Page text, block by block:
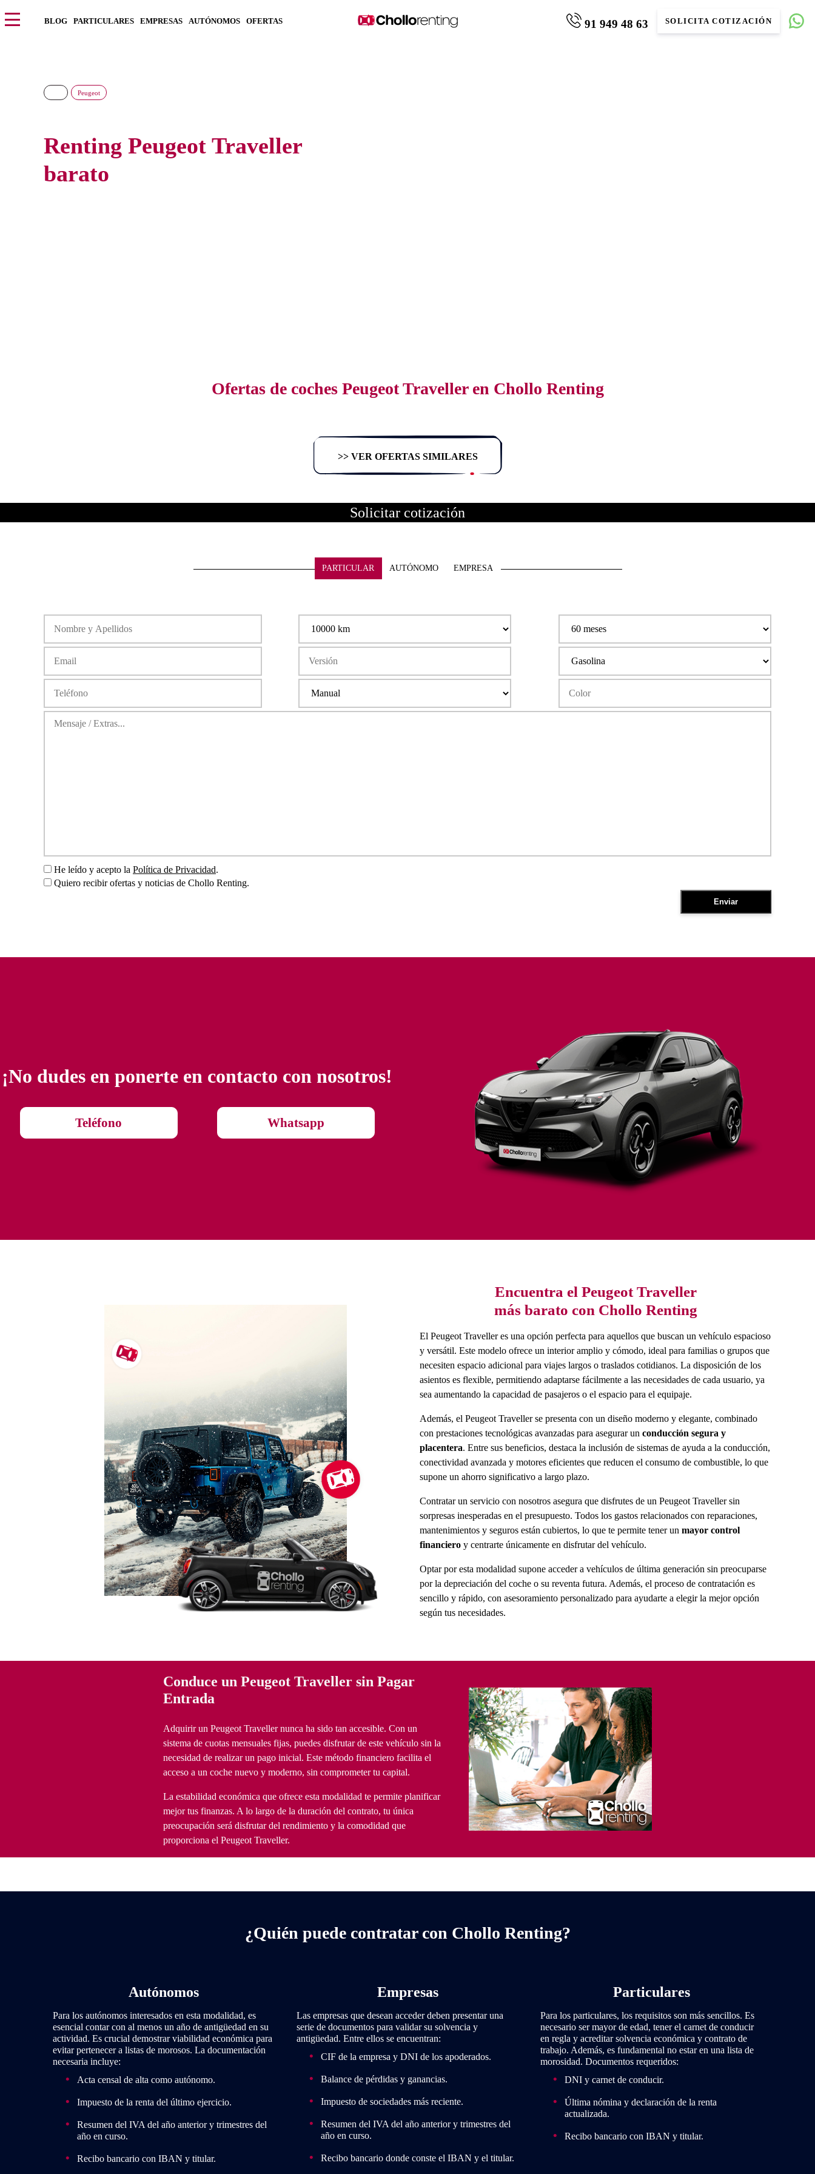
BLOG PARTICULARES EMPRESAS AUTÓNOMOS OFERTAS 91 949 48 63 SOLICITA COTIZACIÓN
Renting Peugeot Traveller
barato
Peugeot
Ofertas de coches Peugeot Traveller en Chollo Renting
>> VER OFERTAS SIMILARES
Solicitar cotización
PARTICULAR AUTÓNOMO EMPRESA
He leído y acepto la Política de Privacidad.
Quiero recibir ofertas y noticias de Chollo Renting.
¡No dudes en ponerte en contacto con nosotros!
Teléfono Whatsapp
Encuentra el Peugeot Traveller
más barato con Chollo Renting
El Peugeot Traveller es una opción perfecta para aquellos que buscan un vehículo espacioso
y versátil. Este modelo ofrece un interior amplio y cómodo, ideal para familias o grupos que
necesiten espacio adicional para viajes largos o traslados cotidianos. La disposición de los
asientos es flexible, permitiendo adaptarse fácilmente a las necesidades de cada usuario, ya
sea aumentando la capacidad de pasajeros o el espacio para el equipaje.
Además, el Peugeot Traveller se presenta con un diseño moderno y elegante, combinado
con prestaciones tecnológicas avanzadas para asegurar un conducción segura y
placentera. Entre sus beneficios, destaca la inclusión de sistemas de ayuda a la conducción,
conectividad avanzada y motores eficientes que reducen el consumo de combustible, lo que
supone un ahorro significativo a largo plazo.
Contratar un servicio con nosotros asegura que disfrutes de un Peugeot Traveller sin
sorpresas inesperadas en el presupuesto. Todos los gastos relacionados con reparaciones,
mantenimientos y seguros están cubiertos, lo que te permite tener un mayor control
financiero y centrarte únicamente en disfrutar del vehículo.
Optar por esta modalidad supone acceder a vehículos de última generación sin preocuparse
por la depreciación del coche o su reventa futura. Además, el proceso de contratación es
sencillo y rápido, con asesoramiento personalizado para ayudarte a elegir la mejor opción
según tus necesidades.
Conduce un Peugeot Traveller sin Pagar
Entrada
Adquirir un Peugeot Traveller nunca ha sido tan accesible. Con un
sistema de cuotas mensuales fijas, puedes disfrutar de este vehículo sin la
necesidad de realizar un pago inicial. Este método financiero facilita el
acceso a un coche nuevo y moderno, sin comprometer tu capital.
La estabilidad económica que ofrece esta modalidad te permite planificar
mejor tus finanzas. A lo largo de la duración del contrato, tu única
preocupación será disfrutar del rendimiento y la comodidad que
proporciona el Peugeot Traveller.
¿Quién puede contratar con Chollo Renting?
Autónomos
Para los autónomos interesados en esta modalidad, es
esencial contar con al menos un año de antigüedad en su
actividad. Es crucial demostrar viabilidad económica para
evitar pertenecer a listas de morosos. La documentación
necesaria incluye:
Acta censal de alta como autónomo.
Impuesto de la renta del último ejercicio.
Resumen del IVA del año anterior y trimestres del
año en curso.
Recibo bancario con IBAN y titular.
Empresas
Las empresas que desean acceder deben presentar una
serie de documentos para validar su solvencia y
antigüedad. Entre ellos se encuentran:
CIF de la empresa y DNI de los apoderados.
Balance de pérdidas y ganancias.
Impuesto de sociedades más reciente.
Resumen del IVA del año anterior y trimestres del
año en curso.
Recibo bancario donde conste el IBAN y el titular.
Particulares
Para los particulares, los requisitos son más sencillos. Es
necesario ser mayor de edad, tener el carnet de conducir
en regla y acreditar solvencia económica y contrato de
trabajo. Además, es fundamental no estar en una lista de
morosidad. Documentos requeridos:
DNI y carnet de conducir.
Última nómina y declaración de la renta
actualizada.
Recibo bancario con IBAN y titular.